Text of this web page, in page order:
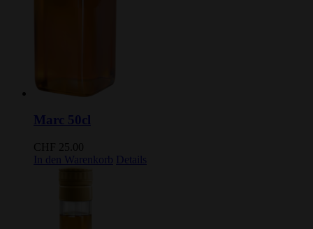
Marc 50cl
CHF
25.00
In den Warenkorb Details